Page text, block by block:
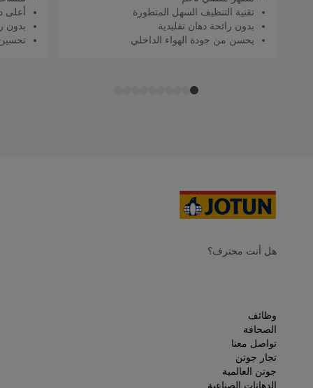
تقنية التنظيف السهل المتطورة
بدون رائحة دهان تقليدية
يحسن من جودة الهواء الداخلي
أعلى
بدون
هل أنت محترف؟
وظائف
الصحافة
تواصل معنا
تجار جوتن
جوتن العالمية
الدهانات الصناعية